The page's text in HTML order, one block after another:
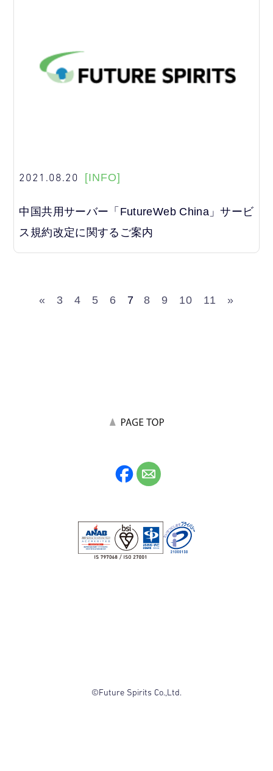
2021.08.20 [INFO]
中国共用サーバー「FutureWeb China」サービ
ス規約改定に関するご案内
« 3 4 5 6 7 8 9 10 11 »
©Future Spirits Co.,Ltd.